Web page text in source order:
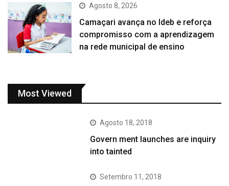
Agosto 8, 2026
Camaçari avança no Ideb e reforça
compromisso com a aprendizagem
na rede municipal de ensino
Most Viewed
Agosto 18, 2018
Govern ment launches are inquiry
into tainted
Setembro 11, 2018